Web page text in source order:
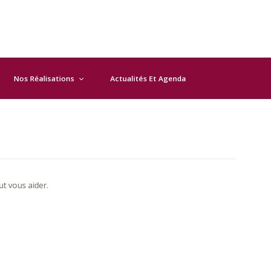
Nos Réalisations Actualités Et Agenda
vous aider.